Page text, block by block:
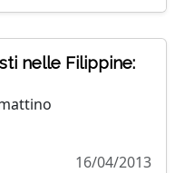
nelle Filippine:
16/04/2013